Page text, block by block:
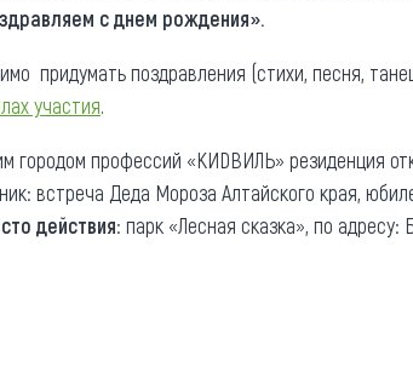
с днем рождения».
придумать поздравления (стихи, песня,
участия.
городом профессий «КИDВИЛЬ» резиденция
встреча Деда Мороза Алтайского края,
действия: парк «Лесная сказка», по адресу: